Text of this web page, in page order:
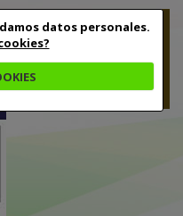
datos personales.